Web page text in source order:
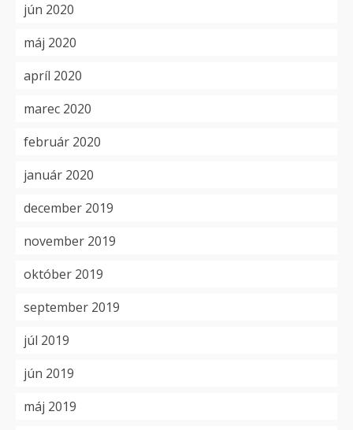
jún 2020
máj 2020
apríl 2020
marec 2020
február 2020
január 2020
december 2019
november 2019
október 2019
september 2019
júl 2019
jún 2019
máj 2019